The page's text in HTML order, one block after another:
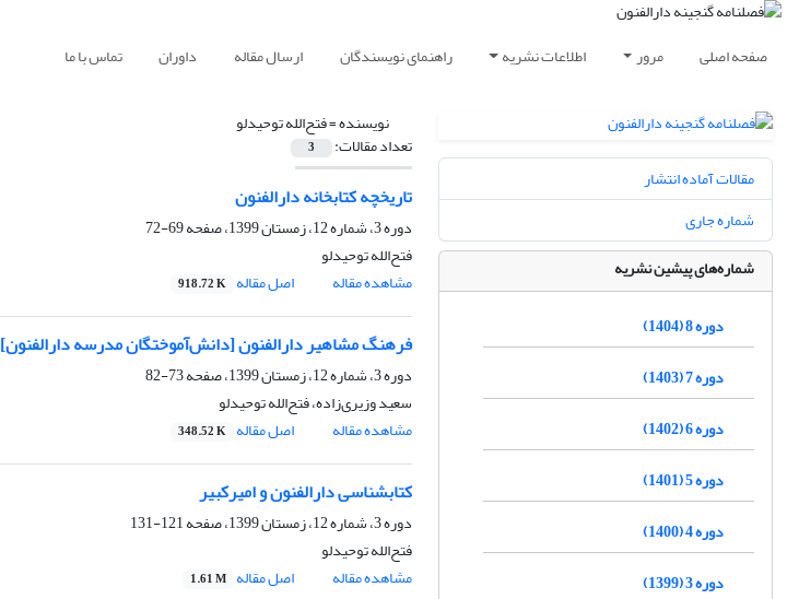
صفحه اصلی مرور اطلاعات نشریه راهنمای نویسندگان ارسال مقاله داوران تماس با ما
نویسنده =فتح‌الله توحیدلو
تعداد مقالات: 3
تاریخچه کتابخانه دارالفنون
دوره 3، شماره 12، زمستان 1399، صفحه
69-72
فتح‌الله توحیدلو
مشاهده مقاله
اصل مقاله 918.72 K
فرهنگ مشاهیر دارالفنون [دانش‌آموختگان مدرسه دارالفنون]
دوره 3، شماره 12، زمستان 1399، صفحه
73-82
سعید وزیری‌زاده، فتح‌الله توحیدلو
مشاهده مقاله
اصل مقاله 348.52 K
کتابشناسی دارالفنون و امیرکبیر
دوره 3، شماره 12، زمستان 1399، صفحه
121-131
فتح‌الله توحیدلو
مشاهده مقاله
اصل مقاله 1.61 M
مقالات آماده انتشار
شماره جاری
شماره‌های پیشین نشریه
دوره 8 (1404)
دوره 7 (1403)
دوره 6 (1402)
دوره 5 (1401)
دوره 4 (1400)
دوره 3 (1399)